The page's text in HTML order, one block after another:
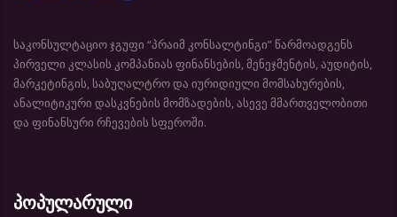
საკონსულტაციო ჯგუფი “პრაიმ კონსალტინგი” წარმოადგენს
პირველი კლასის კომპანიას ფინანსების, მენეჯმენტის, აუდიტის,
მარკეტინგის, საბუღალტრო და იურიდიული მომსახურების,
ანალიტიკური დასკვნების მომზადების, ასევე მმართველობითი
და ფინანსური რჩევების სფეროში.
პოპულარული